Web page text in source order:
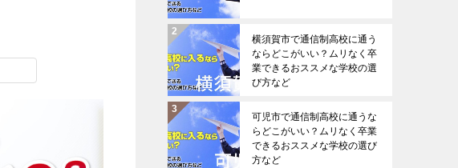
横須賀市で通信制高校に通う
ならどこがいい？ムリなく卒
業できるおススメな学校の選
び方など
可児市で通信制高校に通うな
らどこがいい？ムリなく卒業
できるおススメな学校の選び
方など